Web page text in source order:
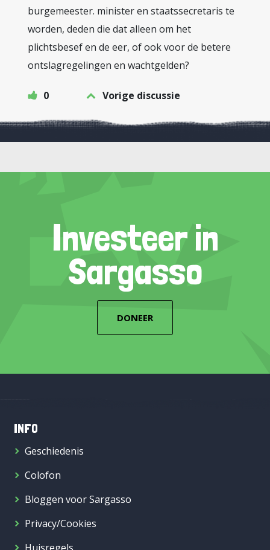
burgemeester. minister en staatssecretaris te
worden, deden die dat alleen om het
plichtsbesef en de eer, of ook voor de betere
ontslagregelingen en wachtgelden?
0 Vorige discussie
Investeer in
Sargasso
DONEER
INFO
Geschiedenis
Colofon
Bloggen voor Sargasso
Privacy/Cookies